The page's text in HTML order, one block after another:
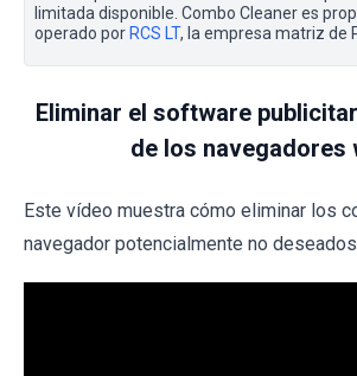
limitada disponible. Combo Cleaner es
operado por RCS LT, la empresa matriz de
Eliminar el software
de los navegadores
Este vídeo muestra cómo eliminar los
navegador potencialmente no